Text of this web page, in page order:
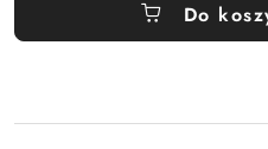
Do
Dostępność